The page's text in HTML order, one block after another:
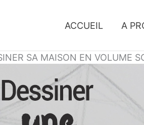
ACCUEIL A
SA MAISON EN VOLUME